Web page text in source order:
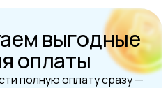
выгодные
оплаты
полную оплату сразу —